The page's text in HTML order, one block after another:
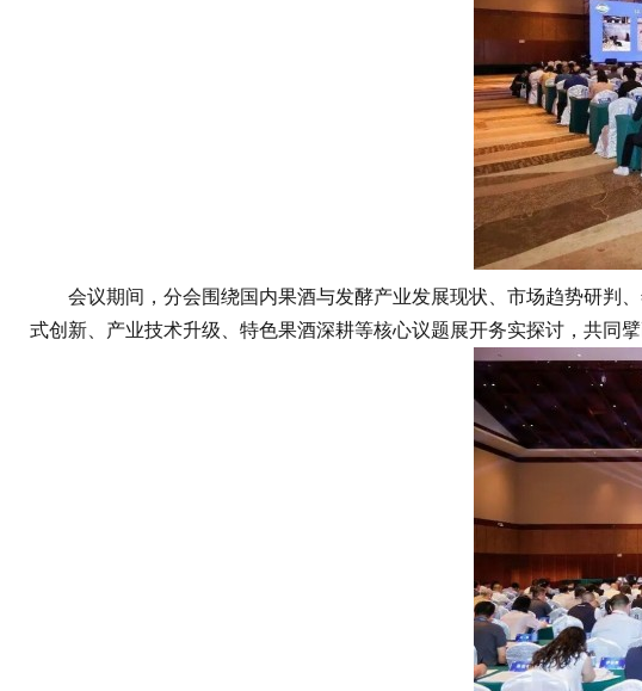
会议期间，分会围绕国内果酒与发酵产业发展现状、市场趋势研判、
式创新、产业技术升级、特色果酒深耕等核心议题展开务实探讨，共同